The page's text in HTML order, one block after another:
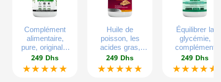
Complément
alimentaire,
pure, originale,
60 gélules
végétales.
249 Dhs
★★★★★
Huile de
poisson, les
acides gras,
gélatine
végétales, sans
mercure, sans
249 Dhs
★★★★★
Équilibrer la
glycémie,
complément
alimentaire
d’extrait végétal,
glucose
249 Dhs
★★★★★